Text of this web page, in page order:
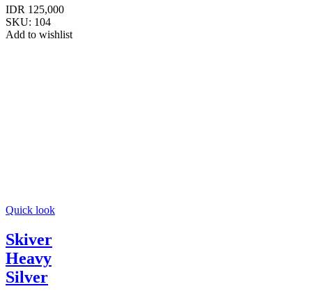
IDR 125,000
SKU: 104
Add to wishlist
Quick look
Skiver
Heavy
Silver